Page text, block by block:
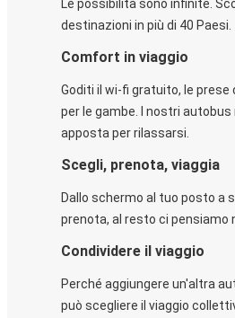
Le possibilità sono infinite.
destinazioni in più di 40 Paesi.
Comfort in viaggio
Goditi il wi-fi gratuito, le
per le gambe. I nostri
apposta per rilassarsi.
Scegli, prenota, viaggia
Dallo schermo al tuo posto a
prenota, al resto ci pensiamo
Condividere il viaggio
Perché aggiungere un'altra
può scegliere il viaggio